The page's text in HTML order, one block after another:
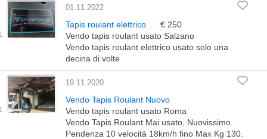
01.11.2022
Tapis roulant elettrico
€ 250
Vendo tapis roulant usato Salzano
Vendo tapis roulant elettrico usato solo una
decina di volte
19.11.2020
Vendo Tapis Roulant Nuovo
Vendo tapis roulant usato Roma
Vendo Tapis Roulant Mai usato, Nuovissimo.
Pendenza 10 velocità 18km/h fino Max Kg 130.